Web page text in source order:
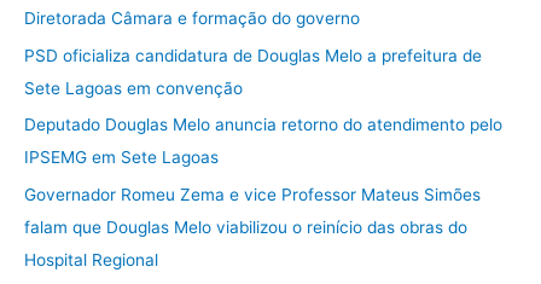
p
o
r
:
Diretorada Câmara e formação do governo
PSD oficializa candidatura de Douglas Melo a prefeitura de
Sete Lagoas em convenção
Deputado Douglas Melo anuncia retorno do atendimento pelo
IPSEMG em Sete Lagoas
Governador Romeu Zema e vice Professor Mateus Simões
falam que Douglas Melo viabilizou o reinício das obras do
Hospital Regional